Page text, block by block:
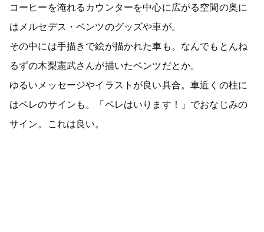
コーヒーを淹れるカウンターを中心に広がる空間の奥に
はメルセデス・ベンツのグッズや車が。
その中には手描きで絵が描かれた車も。なんでもとんね
るずの木梨憲武さんが描いたベンツだとか。
ゆるいメッセージやイラストが良い具合。車近くの柱に
はペレのサインも。「ペレはいります！」でおなじみの
サイン。これは良い。